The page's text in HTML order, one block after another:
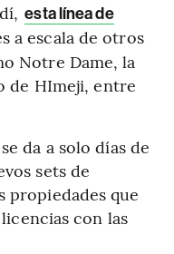
esta línea de
a escala de otros
Notre Dame, la
de HImeji, entre
da a solo días de
sets de
propiedades que
con las